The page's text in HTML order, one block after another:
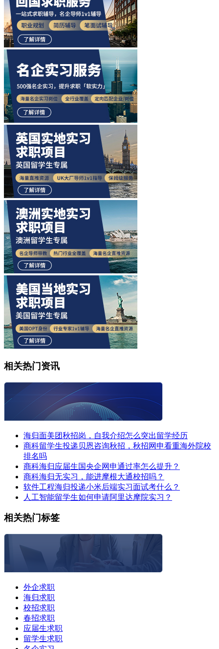
相关热门资讯
海归面美团秋招岗，自我介绍怎么突出留学经历
商科留学生投递贝恩咨询秋招，秋招网申看重海外院校
排名吗
商科海归应届生国央企网申通过率怎么提升？
商科海归无实习，能进摩根大通校招吗？
软件工程海归投递小米后端实习面试考什么？
人工智能留学生如何申请阿里达摩院实习？
相关热门标签
外企求职
海归求职
校招求职
春招求职
应届生求职
留学生求职